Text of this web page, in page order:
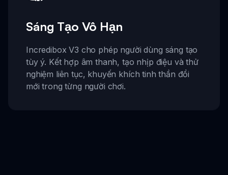
Sáng Tạo Vô Hạn
Incredibox V3 cho phép người dùng sáng tạo
tùy ý. Kết hợp âm thanh, tạo nhịp điệu và thử
nghiệm liên tục, khuyến khích tinh thần đổi
mới trong từng người chơi.